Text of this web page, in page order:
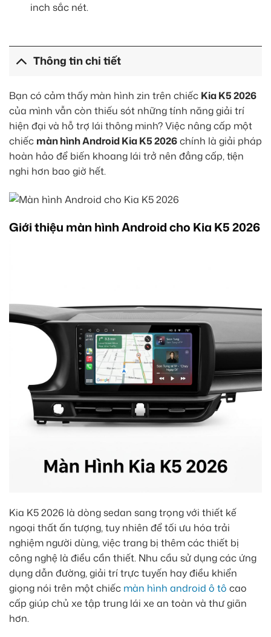
inch sắc nét.
Thông tin chi tiết
Bạn có cảm thấy màn hình zin trên chiếc Kia K5 2026
của mình vẫn còn thiếu sót những tính năng giải trí
hiện đại và hỗ trợ lái thông minh? Việc nâng cấp một
chiếc màn hình Android Kia K5 2026chính là giải pháp
hoàn hảo để biến khoang lái trở nên đẳng cấp, tiện
nghi hơn bao giờ hết.
Giới thiệu màn hình Android cho Kia K5 2026
Kia K5 2026 là dòng sedan sang trọng với thiết kế
ngoại thất ấn tượng, tuy nhiên để tối ưu hóa trải
nghiệm người dùng, việc trang bị thêm các thiết bị
công nghệ là điều cần thiết. Nhu cầu sử dụng các ứng
dụng dẫn đường, giải trí trực tuyến hay điều khiển
giọng nói trên một chiếc màn hình android ô tô cao
cấp giúp chủ xe tập trung lái xe an toàn và thư giãn
hơn.